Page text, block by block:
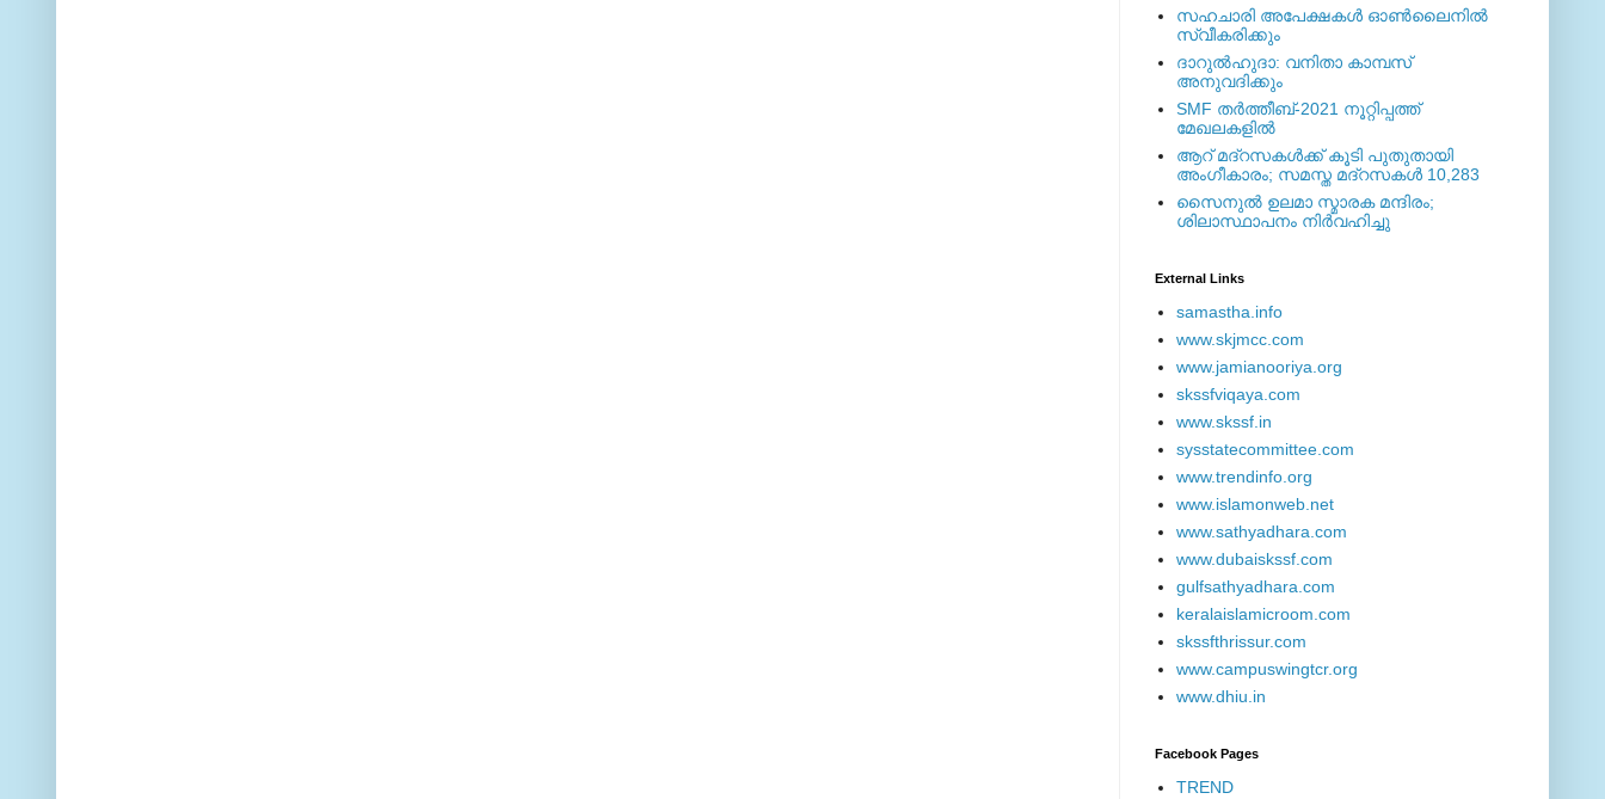
സഹചാരി അപേക്ഷകൾ ഓൺലൈനിൽ
സ്വീകരിക്കും
ദാറുല്‍ഹുദാ: വനിതാ കാമ്പസ്
അനുവദിക്കും
SMF തര്‍ത്തീബ്-2021 നൂറ്റിപ്പത്ത്
മേഖലകളില്‍
ആറ് മദ്റസകള്‍ക്ക് കൂടി പുതുതായി
അംഗീകാരം; സമസ്ത മദ്റസകള്‍ 10,283
സൈനുല്‍ ഉലമാ സ്മാരക മന്ദിരം;
ശിലാസ്ഥാപനം നിര്‍വഹിച്ചു
External ‎Links
samastha.info
www.skjmcc.com
www.jamianooriya.org
skssfviqaya.com
www.skssf.in
sysstatecommittee.com
www.trendinfo.org
www.islamonweb.net
www.sathyadhara.com
www.dubaiskssf.com
gulfsathyadhara.com
keralaislamicroom.com
skssfthrissur.com
www.campuswingtcr.org
www.dhiu.in
Facebook Pages
TREND